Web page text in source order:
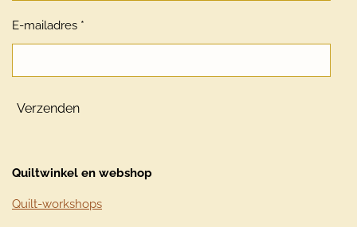
E-mailadres *
Verzenden
Quiltwinkel en webshop
Quilt-workshops